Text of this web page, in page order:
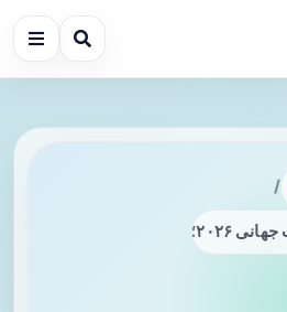
/
نابرابری‌های سلامت